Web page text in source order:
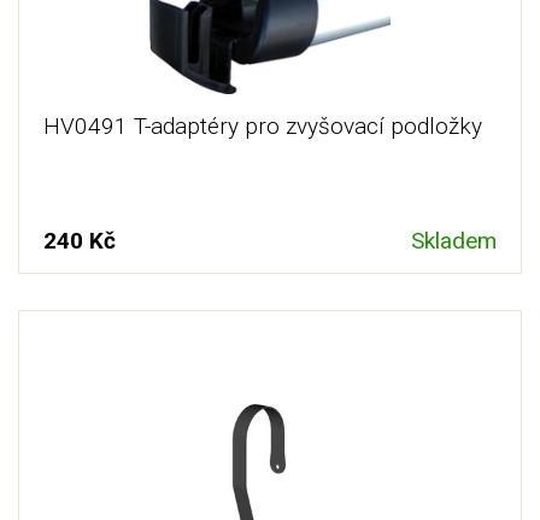
HV0491 T-adaptéry pro zvyšovací podložky
240 Kč Skladem